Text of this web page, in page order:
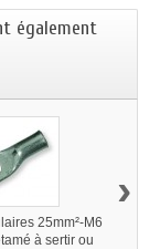
également
25mm²-M6
à sertir ou
›